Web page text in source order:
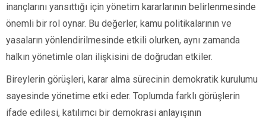
inançlarını yansıttığı için yönetim kararlarının belirlenmesinde
önemli bir rol oynar. Bu değerler, kamu politikalarının ve
yasaların yönlendirilmesinde etkili olurken, aynı zamanda
halkın yönetimle olan ilişkisini de doğrudan etkiler.
Bireylerin görüşleri, karar alma sürecinin demokratik kurulumu
sayesinde yönetime etki eder. Toplumda farklı görüşlerin
ifade edilesi, katılımcı bir demokrasi anlayışının